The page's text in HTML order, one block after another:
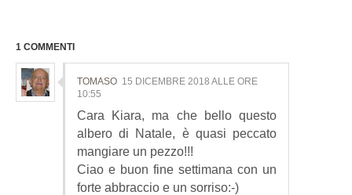
1 COMMENTI
TOMASO 15 DICEMBRE 2018 ALLE ORE
10:55
Cara Kiara, ma che bello questo
albero di Natale, è quasi peccato
mangiare un pezzo!!!
Ciao e buon fine settimana con un
forte abbraccio e un sorriso:-)